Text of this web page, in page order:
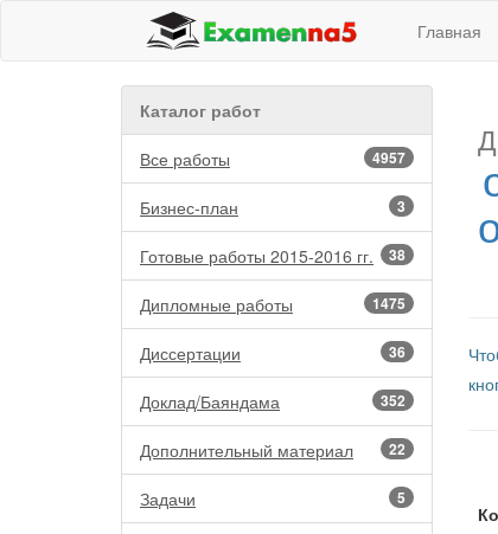
Главная
Каталог работ
4957
Все работы
3
Бизнес-план
38
Готовые работы 2015-2016 гг.
1475
Дипломные работы
36
Диссертации
352
Доклад/Баяндама
22
Дополнительный материал
5
Задачи